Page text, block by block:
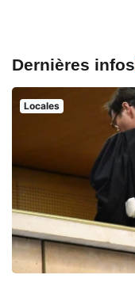
Dernières infos
Locales